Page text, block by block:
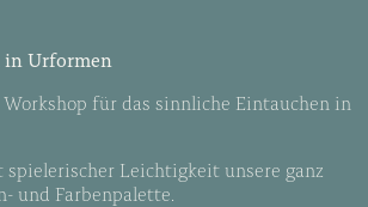
in Urformen
für das sinnliche Eintauchen in
Leichtigkeit unsere ganz
und Farbenpalette.